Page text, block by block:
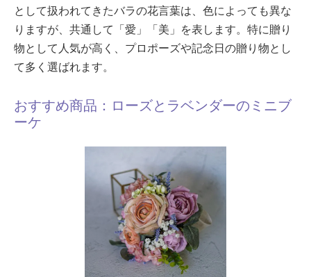
として扱われてきたバラの花言葉は、色によっても異な
りますが、共通して「愛」「美」を表します。特に贈り
物として人気が高く、プロポーズや記念日の贈り物とし
て多く選ばれます。
おすすめ商品：ローズとラベンダーのミニブ
ーケ